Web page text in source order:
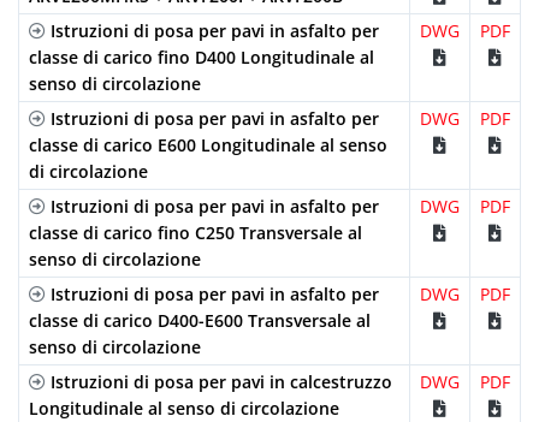
Istruzioni di posa per pavi in asfalto per
classe di carico fino D400 Longitudinale al
senso di circolazione
DWG PDF
Istruzioni di posa per pavi in asfalto per
classe di carico E600 Longitudinale al senso
di circolazione
DWG PDF
Istruzioni di posa per pavi in asfalto per
classe di carico fino C250 Transversale al
senso di circolazione
DWG PDF
Istruzioni di posa per pavi in asfalto per
classe di carico D400-E600 Transversale al
senso di circolazione
DWG PDF
Istruzioni di posa per pavi in calcestruzzo
Longitudinale al senso di circolazione
DWG PDF